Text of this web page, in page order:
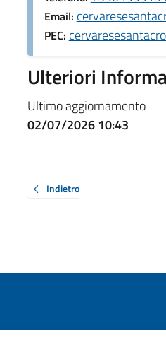
Email:
PEC:
Ulteriori
Ultimo aggiornamento
02/07/2026 10:43
Indietro